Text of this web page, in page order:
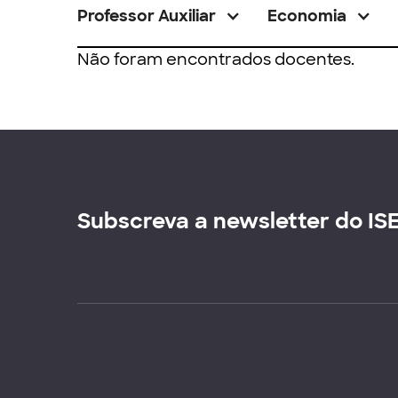
Professor Auxiliar Economia
Não foram encontrados docentes.
Subscreva a newsletter do